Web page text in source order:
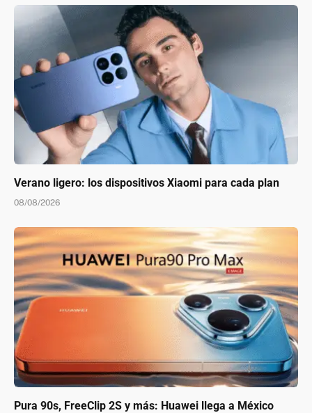
Verano ligero: los dispositivos Xiaomi para cada plan
08/08/2026
Pura 90s, FreeClip 2S y más: Huawei llega a México